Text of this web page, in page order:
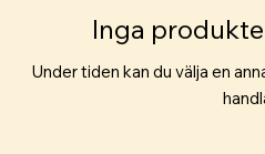
Inga
Under tiden kan du välja en